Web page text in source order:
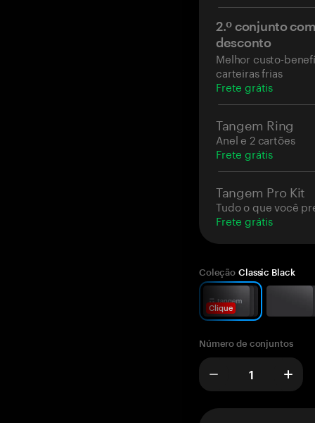
2.º conjunto
desconto
Melhor custo-
carteiras frias
Frete grátis
Tangem Ring
Anel e 2 cartões
Frete grátis
Tangem Pro Kit
Tudo o que você
Frete grátis
Coleção Classic Black
Clique
Número de conjuntos